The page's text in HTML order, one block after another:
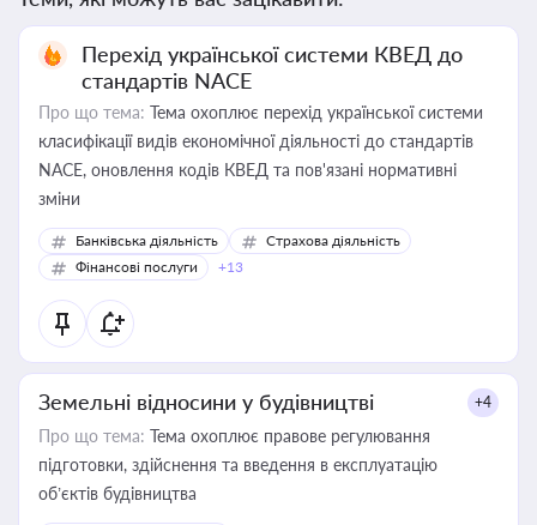
Перехід української системи КВЕД до
стандартів NACE
Про що тема: Тема охоплює перехід української системи
класифікації видів економічної діяльності до стандартів
NACE, оновлення кодів КВЕД та пов'язані нормативні
зміни
Банківська діяльність
Страхова діяльність
Фінансові послуги
+13
Земельні відносини у будівництві +4
Про що тема: Тема охоплює правове регулювання
підготовки, здійснення та введення в експлуатацію
об’єктів будівництва